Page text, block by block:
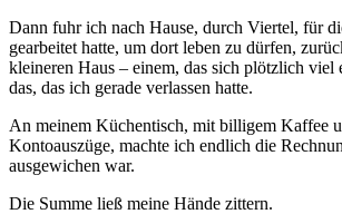
Dann fuhr ich nach Hause, durch Viertel, für
gearbeitet hatte, um dort leben zu dürfen,
kleineren Haus – einem, das sich plötzlich viel
das, das ich gerade verlassen hatte.
An meinem Küchentisch, mit billigem Kaffee
Kontoauszüge, machte ich endlich die
ausgewichen war.
Die Summe ließ meine Hände zittern.